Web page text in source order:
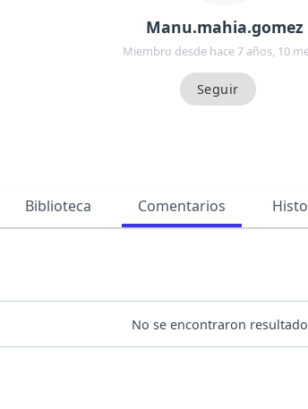
Manu.mahia.gomez
Miembro desde hace 7 años, 10
Biblioteca Comentarios
No se encontraron